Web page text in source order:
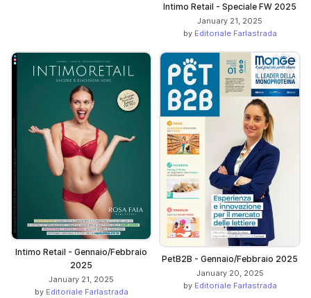
Intimo Retail - Speciale FW 2025
January 21, 2025
by Editoriale Farlastrada
Intimo Retail - Gennaio/Febbraio
2025
January 21, 2025
by Editoriale Farlastrada
PetB2B - Gennaio/Febbraio 2025
January 20, 2025
by Editoriale Farlastrada